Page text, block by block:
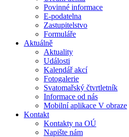
Povinné informace
E-podatelna
Zastupitelstvo
Formuláře
Aktuálně
Aktuality
Události
Kalendář akcí
Fotogalerie
Svatomařský čtvrtletník
Informace od nás
Mobilní aplikace V obraze
Kontakt
Kontakty na OÚ
Napište nám